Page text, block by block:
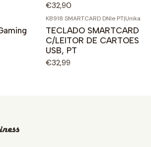
€32,90
KB918 SMARTCARD DNIe PT|Unika
TECLADO SMARTCARD
C/LEITOR DE CARTOES
USB, PT
€32,99